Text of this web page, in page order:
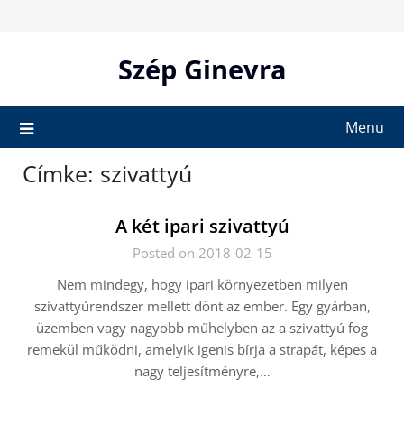
Szép Ginevra
Menu
Címke: szivattyú
A két ipari szivattyú
Posted on 2018-02-15
Nem mindegy, hogy ipari környezetben milyen
szivattyúrendszer mellett dönt az ember. Egy gyárban,
üzemben vagy nagyobb műhelyben az a szivattyú fog
remekül működni, amelyik igenis bírja a strapát, képes a
nagy teljesítményre,…